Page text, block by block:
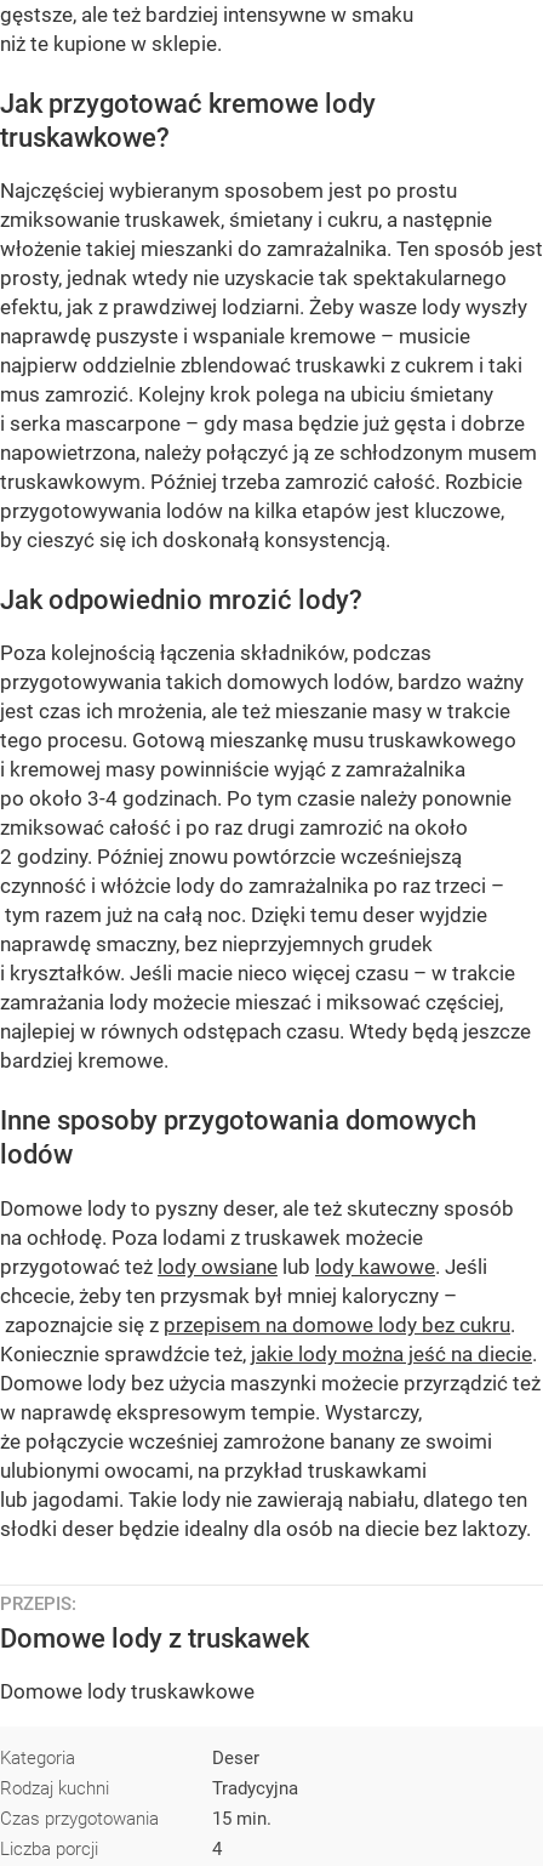
gęstsze, ale też bardziej intensywne w smaku
niż te kupione w sklepie.
Jak przygotować kremowe lody
truskawkowe?
Najczęściej wybieranym sposobem jest po prostu
zmiksowanie truskawek, śmietany i cukru, a następnie
włożenie takiej mieszanki do zamrażalnika. Ten sposób jest
prosty, jednak wtedy nie uzyskacie tak spektakularnego
efektu, jak z prawdziwej lodziarni. Żeby wasze lody wyszły
naprawdę puszyste i wspaniale kremowe – musicie
najpierw oddzielnie zblendować truskawki z cukrem i taki
mus zamrozić. Kolejny krok polega na ubiciu śmietany
i serka mascarpone – gdy masa będzie już gęsta i dobrze
napowietrzona, należy połączyć ją ze schłodzonym musem
truskawkowym. Później trzeba zamrozić całość. Rozbicie
przygotowywania lodów na kilka etapów jest kluczowe,
by cieszyć się ich doskonałą konsystencją.
Jak odpowiednio mrozić lody?
Poza kolejnością łączenia składników, podczas
przygotowywania takich domowych lodów, bardzo ważny
jest czas ich mrożenia, ale też mieszanie masy w trakcie
tego procesu. Gotową mieszankę musu truskawkowego
i kremowej masy powinniście wyjąć z zamrażalnika
po około 3-4 godzinach. Po tym czasie należy ponownie
zmiksować całość i po raz drugi zamrozić na około
2 godziny. Później znowu powtórzcie wcześniejszą
czynność i włóżcie lody do zamrażalnika po raz trzeci –
tym razem już na całą noc. Dzięki temu deser wyjdzie
naprawdę smaczny, bez nieprzyjemnych grudek
i kryształków. Jeśli macie nieco więcej czasu – w trakcie
zamrażania lody możecie mieszać i miksować częściej,
najlepiej w równych odstępach czasu. Wtedy będą jeszcze
bardziej kremowe.
Inne sposoby przygotowania domowych
lodów
Domowe lody to pyszny deser, ale też skuteczny sposób
na ochłodę. Poza lodami z truskawek możecie
przygotować też lody owsiane lub lody kawowe. Jeśli
chcecie, żeby ten przysmak był mniej kaloryczny –
zapoznajcie się z przepisem na domowe lody bez cukru.
Koniecznie sprawdźcie też, jakie lody można jeść na diecie.
Domowe lody bez użycia maszynki możecie przyrządzić też
w naprawdę ekspresowym tempie. Wystarczy,
że połączycie wcześniej zamrożone banany ze swoimi
ulubionymi owocami, na przykład truskawkami
lub jagodami. Takie lody nie zawierają nabiału, dlatego ten
słodki deser będzie idealny dla osób na diecie bez laktozy.
PRZEPIS:
Domowe lody z truskawek
Domowe lody truskawkowe
Kategoria
Deser
Rodzaj kuchni
Tradycyjna
Czas przygotowania
15 min.
Liczba porcji
4